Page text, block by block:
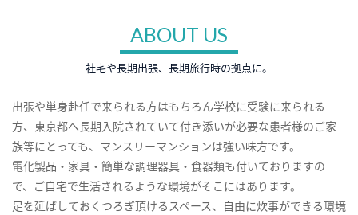
ABOUT US
社宅や長期出張、長期旅行時の拠点に。
出張や単身赴任で来られる方はもちろん学校に受験に来られる
方、東京都へ長期入院されていて付き添いが必要な患者様のご家
族等にとっても、マンスリーマンションは強い味方です。
電化製品・家具・簡単な調理器具・食器類も付いておりますの
で、ご自宅で生活されるような環境がそこにはあります。
足を延ばしておくつろぎ頂けるスペース、自由に炊事ができる環境